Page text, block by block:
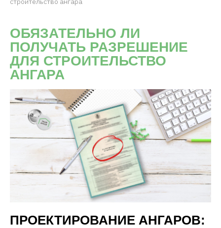
ОБЯЗАТЕЛЬНО ЛИ
ПОЛУЧАТЬ РАЗРЕШЕНИЕ
ДЛЯ СТРОИТЕЛЬСТВО
АНГАРА
ПРОЕКТИРОВАНИЕ АНГАРОВ: